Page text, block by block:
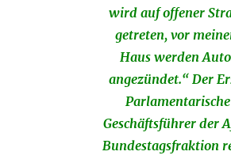
wird auf offener
getreten, vor
Haus werden
angezündet.“ Der
Parlamentarische
Geschäftsführer der
Bundestagsfraktion